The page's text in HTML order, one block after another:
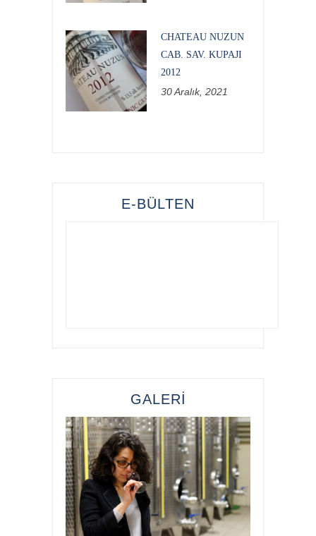
CHATEAU NUZUN
CAB. SAV. KUPAJI
2012
30 Aralık, 2021
E-BÜLTEN
GALERİ